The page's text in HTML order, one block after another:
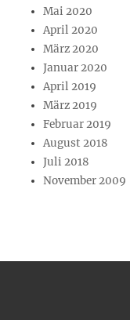
Mai 2020
April 2020
März 2020
Januar 2020
April 2019
März 2019
Februar 2019
August 2018
Juli 2018
November 2009